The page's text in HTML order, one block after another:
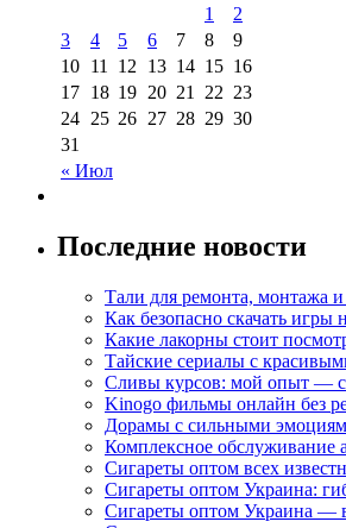
« Июл
1
2
3
4 5 6 7 8
9
10 11 12 13 14 15 16
17 18 19 20 21 22 23
24 25 26 27 28 29 30
31
Последние новости
Тали для ремонта, монтажа
Как безопасно скачать игры
Какие лакорны стоит
Тайские сериалы с
Сливы курсов: мой опыт —
Kinogo фильмы онлайн без
Дорамы с сильными
Комплексное обслуживание
Сигареты оптом всех
Сигареты оптом Украина:
Сигареты оптом Украина —